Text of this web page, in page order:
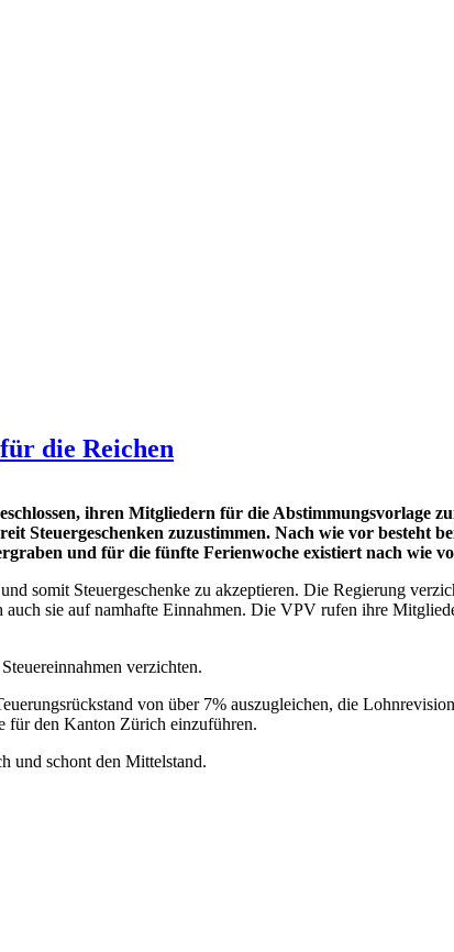
die Reichen
ihren Mitgliedern für die Abstimmungsvorlage
Steuergeschenken zuzustimmen. Nach wie vor besteht
und für die fünfte Ferienwoche existiert nach wie
somit Steuergeschenke zu akzeptieren. Die Regierung
sie auf namhafte Einnahmen. Die VPV rufen ihre
verzichten.
von über 7% auszugleichen, die
für den Kanton Zürich einzuführen.
und schont den Mittelstand.